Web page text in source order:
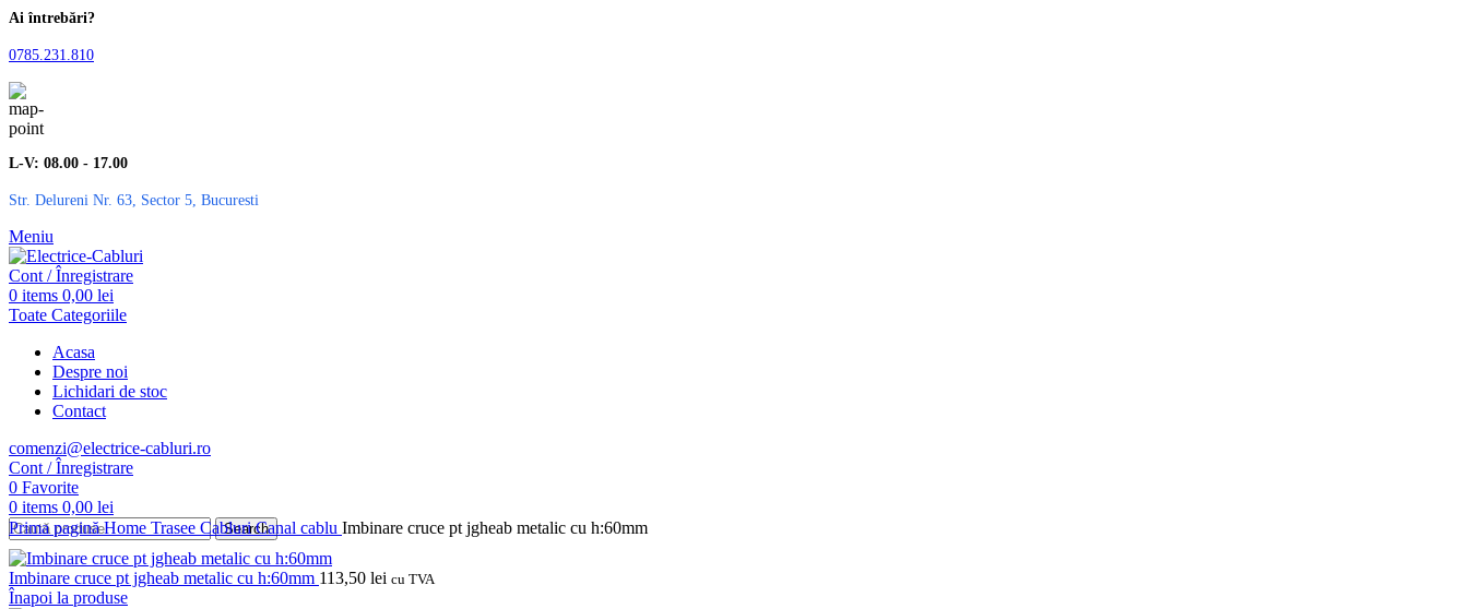
Ai întrebări?
0785.231.810
L-V: 08.00 - 17.00
Str. Delureni Nr. 63, Sector 5, Bucuresti
Meniu
Cont / Înregistrare
0 items 0,00 lei
Toate Categoriile
Acasa
Despre noi
Lichidari de stoc
Contact
comenzi@electrice-cabluri.ro
Cont / Înregistrare
0 Favorite
0 items 0,00 lei
Search
Prima paginăHome Trasee CabluriCanal cablu Imbinare cruce pt jgheab metalic cu h:60mm
Imbinare cruce pt jgheab metalic cu h:60mm 113,50 lei cu TVA
Înapoi la produse